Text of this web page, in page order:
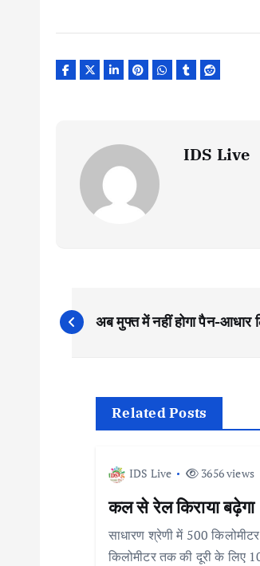
IDS Live
P
अब मुफ्त में नहीं होगा पैन-आधार
Related Posts
IDS Live 3656 views
कल से रेल किराया बढ़ेगा
साधारण श्रेणी में 500
किलोमीटर तक की दूरी के लिए